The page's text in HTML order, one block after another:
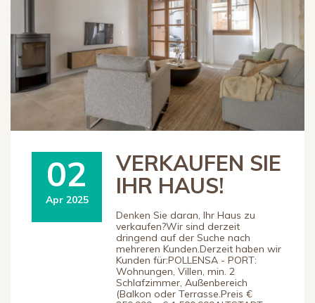
02
Apr 2025
VERKAUFEN SIE
IHR HAUS!
Denken Sie daran, Ihr Haus zu
verkaufen?Wir sind derzeit
dringend auf der Suche nach
mehreren Kunden.Derzeit haben wir
Kunden für:POLLENSA - PORT:
Wohnungen, Villen, min. 2
Schlafzimmer, Außenbereich
(Balkon oder Terrasse.Preis €